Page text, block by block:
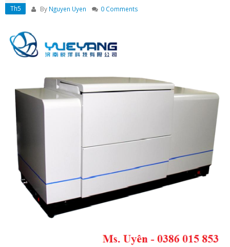
Th5 By Nguyen Uyen 0 Comments